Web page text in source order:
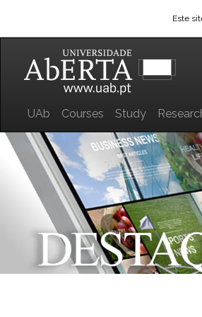
Este
UAb Courses Study